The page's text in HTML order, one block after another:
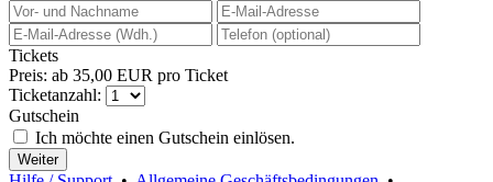
Tickets
Preis: ab 35,00 EUR pro Ticket
Ticketanzahl:
Gutschein
Ich möchte einen Gutschein einlösen.